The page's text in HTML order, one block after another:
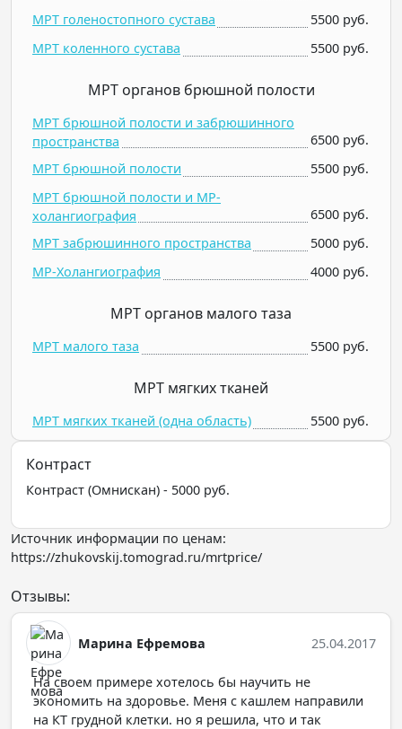
МРТ голеностопного сустава
5500 руб.
МРТ коленного сустава
5500 руб.
МРТ органов брюшной полости
МРТ брюшной полости и забрюшинного
пространства
6500 руб.
МРТ брюшной полости
5500 руб.
МРТ брюшной полости и МР-
холангиография
6500 руб.
МРТ забрюшинного пространства
5000 руб.
МР-Холангиография
4000 руб.
МРТ органов малого таза
МРТ малого таза 5500 руб.
МРТ мягких тканей
МРТ мягких тканей (одна область) 5500 руб.
Контраст
Контраст (Омнискан) - 5000 руб.
Источник информации по ценам:
https://zhukovskij.tomograd.ru/mrtprice/
Отзывы:
Марина Ефремова 25.04.2017
На своем примере хотелось бы научить не
экономить на здоровье. Меня с кашлем направили
на КТ грудной клетки. но я решила, что и так